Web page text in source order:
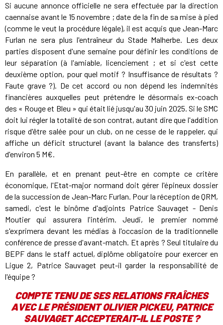
Si aucune annonce officielle ne sera effectuée par la direction
caennaise avant le 15 novembre ; date de la fin de sa mise à pied
(comme le veut la procédure légale), il est acquis que Jean-Marc
Furlan ne sera plus l'entraîneur du Stade Malherbe. Les deux
parties disposent d'une semaine pour définir les conditions de
leur séparation (à l'amiable, licenciement ; et si c'est cette
deuxième option, pour quel motif ? Insuffisance de résultats ?
Faute grave ?). De cet accord ou non dépend les indemnités
financières auxquelles peut prétendre le désormais ex-coach
des « Rouge et Bleu » qui était lié jusqu'au 30 juin 2025. Si le SMC
doit lui régler la totalité de son contrat, autant dire que l'addition
risque d'être salée pour un club, on ne cesse de le rappeler, qui
affiche un déficit structurel (avant la balance des transferts)
d'environ 5 M€.
En parallèle, et en prenant peut-être en compte ce critère
économique, l'Etat-major normand doit gérer l'épineux dossier
de la succession de Jean-Marc Furlan. Pour la réception de QRM,
samedi, c'est le binôme d'adjoints Patrice Sauvaget - Denis
Moutier qui assurera l'intérim. Jeudi, le premier nommé
s'exprimera devant les médias à l'occasion de la traditionnelle
conférence de presse d'avant-match. Et après ? Seul titulaire du
BEPF dans le staff actuel, diplôme obligatoire pour exercer en
Ligue 2, Patrice Sauvaget peut-il garder la responsabilité de
l'équipe ?
COMPTE TENU DE SES RELATIONS FRAÎCHES
AVEC LE PRÉSIDENT OLIVIER PICKEU, PATRICE
SAUVAGET ACCEPTERAIT-IL LE POSTE ?